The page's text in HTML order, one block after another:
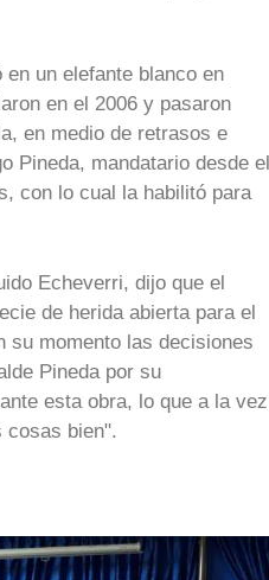
un elefante blanco en
en el 2006 y pasaron
en medio de retrasos e
Pineda, mandatario desde el
con lo cual la habilitó para
Echeverri, dijo que el
de herida abierta para el
su momento las decisiones
Pineda por su
esta obra, lo que a la vez
cosas bien".